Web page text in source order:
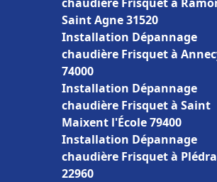
Saint Agne 31520
Installation Dépannage
chaudière Frisquet à
74000
Installation Dépannage
chaudière Frisquet à Saint
Maixent l'École 79400
Installation Dépannage
chaudière Frisquet à
22960